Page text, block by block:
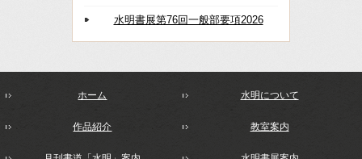
水明書展第76回一般部要項2026
ホーム 水明について
作品紹介 教室案内